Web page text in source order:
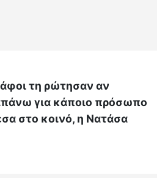
τη ρώτησαν αν
για κάποιο πρόσωπο
στο κοινό, η Νατάσα